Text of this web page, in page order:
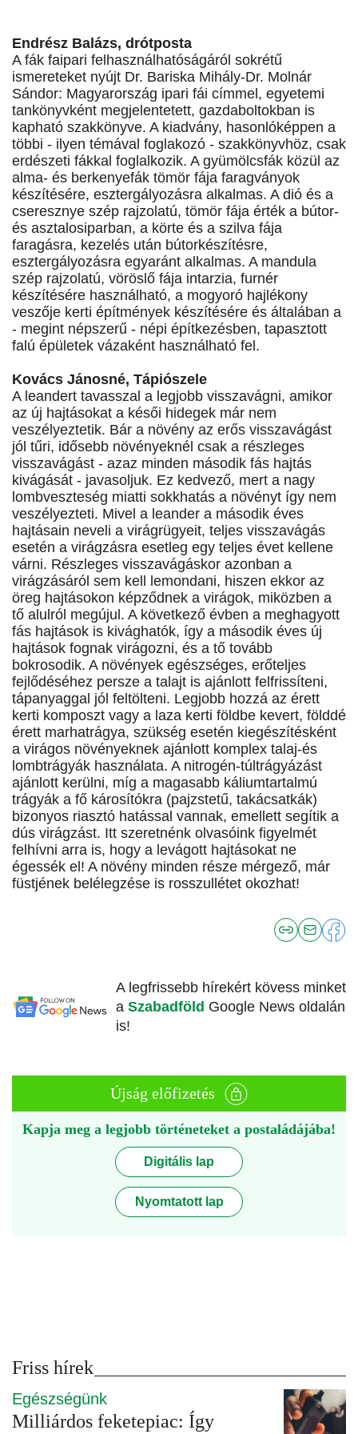
Endrész Balázs, drótposta
A fák faipari felhasználhatóságáról sokrétű
ismereteket nyújt Dr. Bariska Mihály-Dr. Molnár
Sándor: Magyarország ipari fái címmel, egyetemi
tankönyvként megjelentetett, gazdaboltokban is
kapható szakkönyve. A kiadvány, hasonlóképpen a
többi - ilyen témával foglakozó - szakkönyvhöz, csak
erdészeti fákkal foglalkozik. A gyümölcsfák közül az
alma- és berkenyefák tömör fája faragványok
készítésére, esztergályozásra alkalmas. A dió és a
cseresznye szép rajzolatú, tömör fája érték a bútor-
és asztalosiparban, a körte és a szilva fája
faragásra, kezelés után bútorkészítésre,
esztergályozásra egyaránt alkalmas. A mandula
szép rajzolatú, vöröslő fája intarzia, furnér
készítésére használható, a mogyoró hajlékony
veszője kerti építmények készítésére és általában a
- megint népszerű - népi építkezésben, tapasztott
falú épületek vázaként használható fel.
Kovács Jánosné, Tápiószele
A leandert tavasszal a legjobb visszavágni, amikor
az új hajtásokat a késői hidegek már nem
veszélyeztetik. Bár a növény az erős visszavágást
jól tűri, idősebb növényeknél csak a részleges
visszavágást - azaz minden második fás hajtás
kivágását - javasoljuk. Ez kedvező, mert a nagy
lombveszteség miatti sokkhatás a növényt így nem
veszélyezteti. Mivel a leander a második éves
hajtásain neveli a virágrügyeit, teljes visszavágás
esetén a virágzásra esetleg egy teljes évet kellene
várni. Részleges visszavágáskor azonban a
virágzásáról sem kell lemondani, hiszen ekkor az
öreg hajtásokon képződnek a virágok, miközben a
tő alulról megújul. A következő évben a meghagyott
fás hajtások is kivághatók, így a második éves új
hajtások fognak virágozni, és a tő tovább
bokrosodik. A növények egészséges, erőteljes
fejlődéséhez persze a talajt is ajánlott felfrissíteni,
tápanyaggal jól feltölteni. Legjobb hozzá az érett
kerti komposzt vagy a laza kerti földbe kevert, földdé
érett marhatrágya, szükség esetén kiegészítésként
a virágos növényeknek ajánlott komplex talaj-és
lombtrágyák használata. A nitrogén-túltrágyázást
ajánlott kerülni, míg a magasabb káliumtartalmú
trágyák a fő károsítókra (pajzstetű, takácsatkák)
bizonyos riasztó hatással vannak, emellett segítik a
dús virágzást. Itt szeretnénk olvasóink figyelmét
felhívni arra is, hogy a levágott hajtásokat ne
égessék el! A növény minden része mérgező, már
füstjének belélegzése is rosszullétet okozhat!
A legfrissebb hírekért kövess minket
a Szabadföld Google News oldalán
is!
Újság előfizetés
Kapja meg a legjobb történeteket a postaládájába!
Digitális lap
Nyomtatott lap
Friss hírek
Egészségünk
Milliárdos feketepiac: Így